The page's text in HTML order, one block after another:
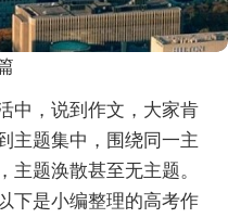
中，说到作文，大家肯
主题集中，围绕同一主
主题涣散甚至无主题。
下是小编整理的高考作